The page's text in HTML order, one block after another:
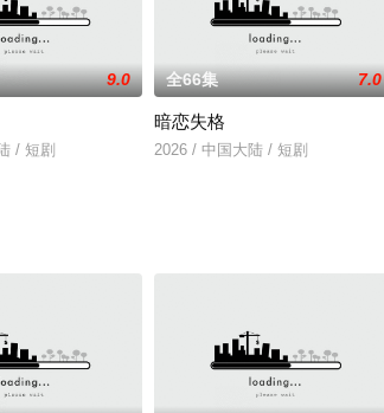
9.0
/ 短剧
全66集 7.0
暗恋失格
2026 / 中国大陆 / 短剧